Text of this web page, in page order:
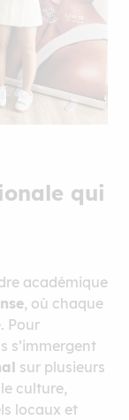
qui
académique
, où chaque
Pour
s’immergent
sur plusieurs
culture,
locaux et